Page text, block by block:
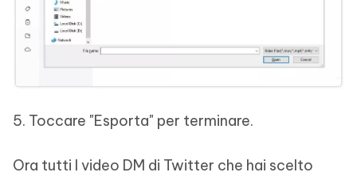
5. Toccare "Esporta" per terminare.
Ora tutti I video DM di Twitter che hai scelto